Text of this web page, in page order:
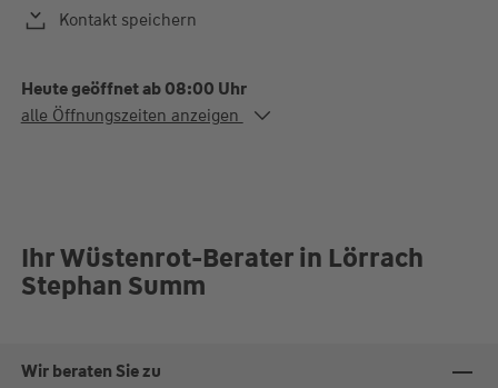
Kontakt speichern
Heute geöffnet ab 08:00 Uhr
Alle Öffnungszeiten
Fr.
08:00-12:00 Uhr
Termine auch nach Absprache
alle Öffnungszeiten anzeigen
Ihr Wüstenrot-Berater in Lörrach
Stephan Summ
Wir beraten Sie zu